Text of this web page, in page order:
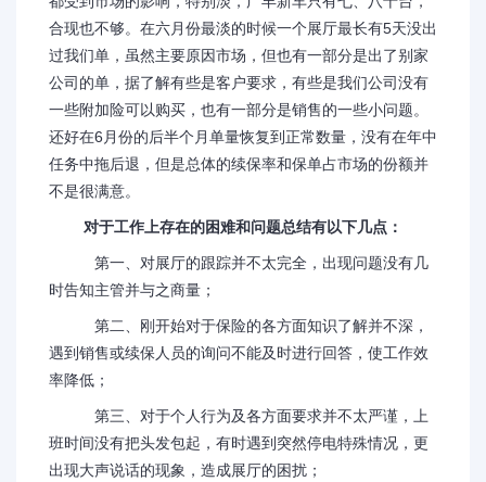
合现也不够。在六月份最淡的时候一个展厅最长有5天没出
过我们单，虽然主要原因市场，但也有一部分是出了别家
公司的单，据了解有些是客户要求，有些是我们公司没有
一些附加险可以购买，也有一部分是销售的一些小问题。
还好在6月份的后半个月单量恢复到正常数量，没有在年中
任务中拖后退，但是总体的续保率和保单占市场的份额并
不是很满意。
对于工作上存在的困难和问题总结有以下几点：
第一、对展厅的跟踪并不太完全，出现问题没有几
时告知主管并与之商量；
第二、刚开始对于保险的各方面知识了解并不深，
遇到销售或续保人员的询问不能及时进行回答，使工作效
率降低；
第三、对于个人行为及各方面要求并不太严谨，上
班时间没有把头发包起，有时遇到突然停电特殊情况，更
出现大声说话的现象，造成展厅的困扰；